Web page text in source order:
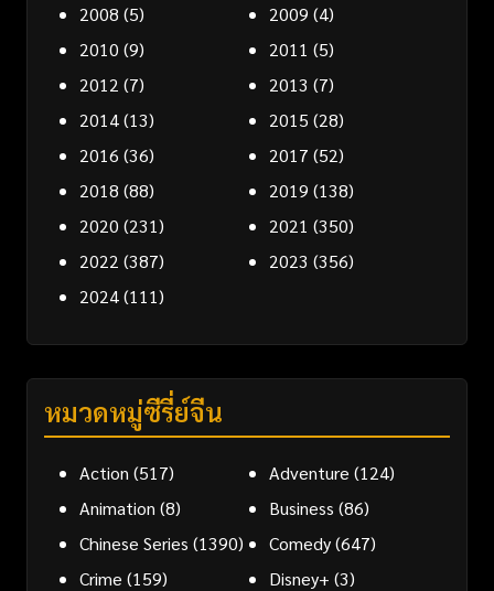
2008 (5) 2009 (4)
2010 (9) 2011 (5)
2012 (7) 2013 (7)
2014(13) 2015 (28)
2016 (36) 2017 (52)
2018 (88) 2019 (138)
2020 (231) 2021 (350)
2022 (387) 2023 (356)
2024(111)
หมวดหมู่ซีรี่ย์จีน
Action (517) Adventure (124)
Animation (8) Business (86)
Chinese Series (1390) Comedy(647)
Crime (159) Disney+ (3)